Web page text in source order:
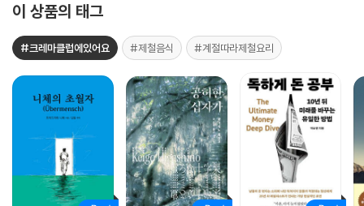
이 상품의 태그
#크레마클럽에있어요 #제철음식 #계절따라제철요리